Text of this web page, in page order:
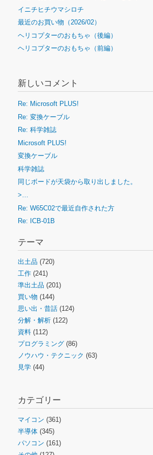
イニチヒチウマシロチ
最近のお買い物（2026/02）
ヘリコプターのおもちゃ（後編）
ヘリコプターのおもちゃ（前編）
新しいコメント
Re: Microsoft PLUS!
Re: 変換ケーブル
Re: 科学雑誌
Microsoft PLUS!
変換ケーブル
科学雑誌
同じボードが天袋から取り出しました。
>…
Re: W65C02で最近自作された方
Re: ICB-01B
テーマ
出土品 (720)
工作 (241)
準出土品 (201)
買い物 (144)
思い出・昔話 (124)
分解・解析 (122)
資料 (112)
プログラミング (86)
ノウハウ・テクニック (63)
見学 (44)
カテゴリー
マイコン (361)
半導体 (345)
パソコン (161)